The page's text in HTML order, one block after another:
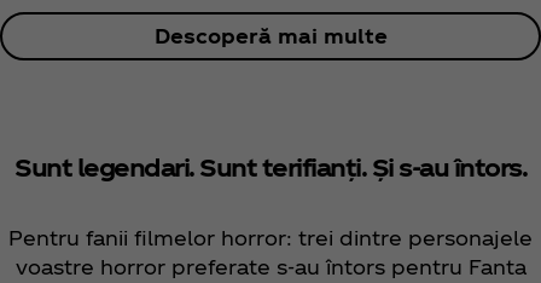
Descoperă mai multe
Sunt legendari. Sunt terifianți. Și s-au întors.
Pentru fanii filmelor horror: trei dintre personajele
voastre horror preferate s-au întors pentru Fanta